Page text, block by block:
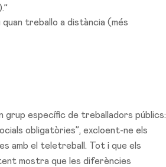
treballo a distància (més
grup específic de treballadors públics:
obligatòries”, excloent-ne els
amb el teletreball. Tot i que els
mostra que les diferències